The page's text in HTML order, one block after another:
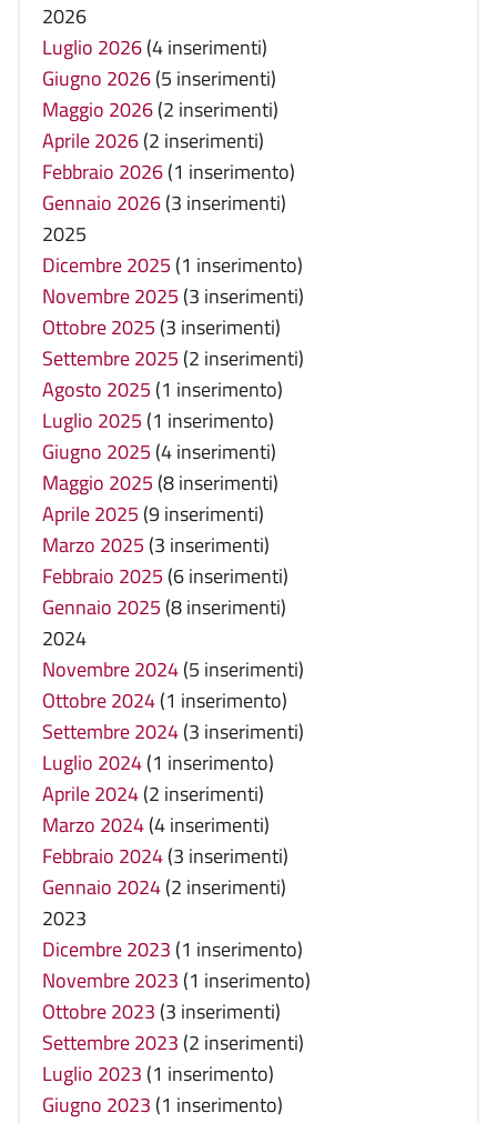
2026
Luglio 2026(4 inserimenti)
Giugno 2026(5 inserimenti)
Maggio 2026(2 inserimenti)
Aprile 2026(2 inserimenti)
Febbraio 2026(1 inserimento)
Gennaio 2026(3 inserimenti)
2025
Dicembre 2025 (1 inserimento)
Novembre 2025 (3 inserimenti)
Ottobre 2025 (3 inserimenti)
Settembre 2025 (2 inserimenti)
Agosto 2025 (1 inserimento)
Luglio 2025 (1 inserimento)
Giugno 2025 (4 inserimenti)
Maggio 2025 (8 inserimenti)
Aprile 2025 (9 inserimenti)
Marzo 2025 (3 inserimenti)
Febbraio 2025 (6 inserimenti)
Gennaio 2025 (8 inserimenti)
2024
Novembre 2024(5 inserimenti)
Ottobre 2024(1 inserimento)
Settembre 2024(3 inserimenti)
Luglio 2024(1 inserimento)
Aprile 2024(2 inserimenti)
Marzo 2024(4 inserimenti)
Febbraio 2024(3 inserimenti)
Gennaio 2024(2 inserimenti)
2023
Dicembre 2023 (1 inserimento)
Novembre 2023 (1 inserimento)
Ottobre 2023 (3 inserimenti)
Settembre 2023 (2 inserimenti)
Luglio 2023 (1 inserimento)
Giugno 2023 (1 inserimento)